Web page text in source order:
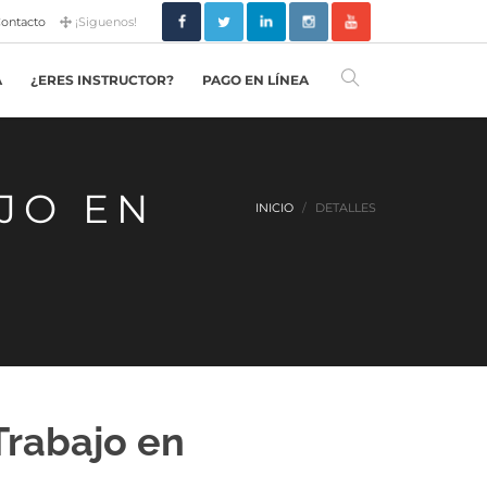
¡Siguenos!
¿ERES INSTRUCTOR? PAGO EN LÍNEA
EN
INICIO DETALLES
en